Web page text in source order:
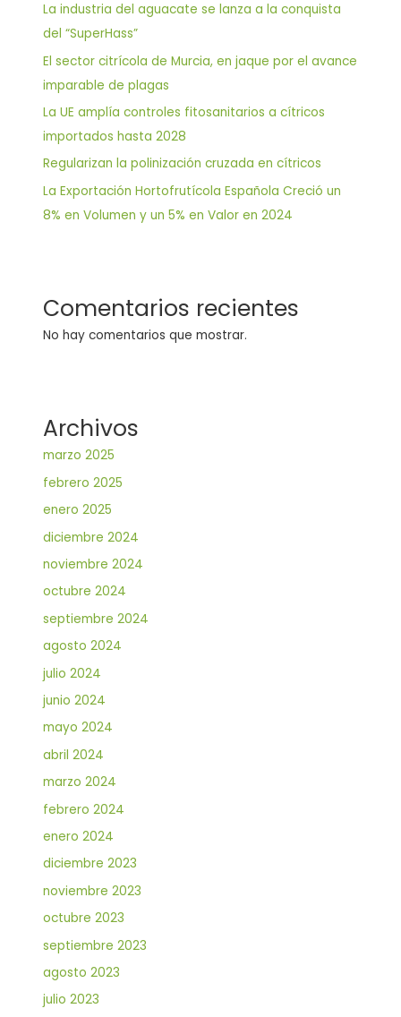
La industria del aguacate se lanza a la conquista
del “SuperHass”
El sector citrícola de Murcia, en jaque por el avance
imparable de plagas
La UE amplía controles fitosanitarios a cítricos
importados hasta 2028
Regularizan la polinización cruzada en cítricos
La Exportación Hortofrutícola Española Creció un
8% en Volumen y un 5% en Valor en 2024
Comentarios recientes
No hay comentarios que mostrar.
Archivos
marzo 2025
febrero 2025
enero 2025
diciembre 2024
noviembre 2024
octubre 2024
septiembre 2024
agosto 2024
julio 2024
junio 2024
mayo 2024
abril 2024
marzo 2024
febrero 2024
enero 2024
diciembre 2023
noviembre 2023
octubre 2023
septiembre 2023
agosto 2023
julio 2023